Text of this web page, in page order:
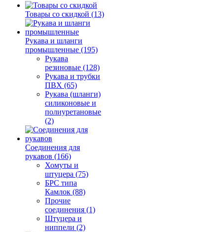
Товары со скидкой (13)
Рукава и шланги
промышленные (195)
Рукава
резиновые (128)
Рукава и трубки
ПВХ (65)
Рукава (шланги)
силиконовые и
полиуретановые
(2)
Соединения для
рукавов (166)
Хомуты и
штуцера (75)
БРС типа
Камлок (88)
Прочие
соединения (1)
Штуцера и
ниппели (2)